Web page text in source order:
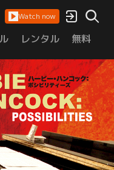
Watch now
レンタル 無料